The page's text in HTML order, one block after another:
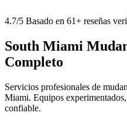
4.7/5 Basado en 61+ reseñas
South Miami
Completo
Servicios profesionales de
Miami. Equipos
confiable.